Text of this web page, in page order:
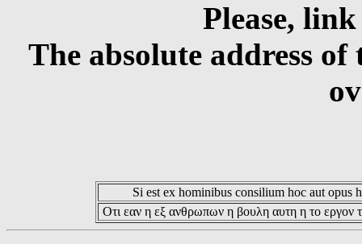
Please,
The absolute address
Si est ex hominibus consilium hoc aut opus
Οτι εαν η εξ ανθρωπων η βουλη αυτη η το εργον